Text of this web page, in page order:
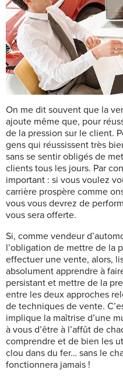
On me dit souvent que la
ajoute même que, pour
de la pression sur le client.
gens qui réussissent très
sans se sentir obligés de
clients tous les jours. Par
important : si vous voulez
carrière prospère comme
vous vous devrez de
vous sera offerte.
Si, comme vendeur
l’obligation de mettre de la
effectuer une vente, alors,
absolument apprendre à
persistant et mettre de la
entre les deux approches
de techniques de vente.
implique la maîtrise d’une
à vous d’être à l’affût de
comprendre et de bien les
clou dans du fer… sans le
fonctionnera jamais !